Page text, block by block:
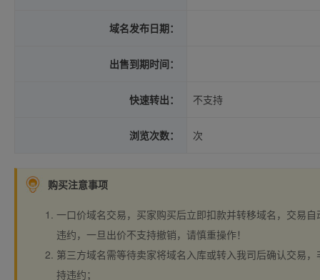
域名发布日期：
出售到期时间：
快速转出： 不支持
浏览次数： 次
购买注意事项
一口价域名交易，买家购买后立即扣款并转移域名，交易
违约，一旦出价不支持撤销，请慎重操作！
第三方域名需等待卖家将域名入库或转入我司后确认交易
持违约；